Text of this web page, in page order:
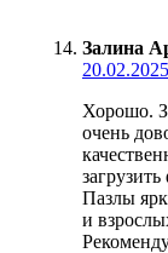
Залина
20.02.2025
Хорошо.
очень
Пазлы
и